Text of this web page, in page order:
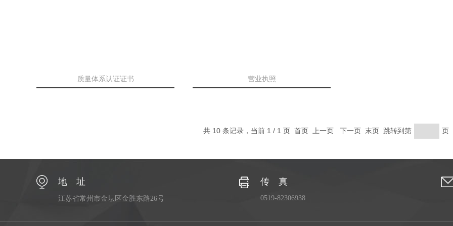
质量体系认证证书 营业执照
共 10 条记录，当前 1 / 1 页 首页 上一页 下一页 末页 跳转到第 页
地 址
江苏省常州市金坛区金胜东路26号
传 真
0519-82306938